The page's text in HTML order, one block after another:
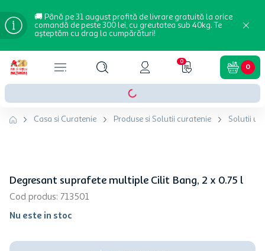
🚚 Până pe 31 august profită de livrare gratuită la orice
comandă de peste 300 lei, cu greutatea sub 40kg. Te
așteptăm cu drag la cumpărături!
0
0
Casa si Curatenie Produse si Solutii curatenie Solutii
Degresant suprafete multiple Cilit Bang, 2 x 0.75 l
Cod produs: 713501
Nu este in stoc